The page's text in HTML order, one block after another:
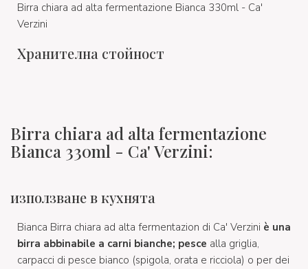
Birra chiara ad alta fermentazione Bianca 330ml - Ca'
Verzini
Хранителна стойност
Birra chiara ad alta fermentazione
Bianca 330ml - Ca' Verzini:
използване в кухнята
Bianca Birra chiara ad alta fermentazion di Ca' Verzini è una
birra abbinabile a carni bianche; pesce alla griglia,
carpacci di pesce bianco (spigola, orata e ricciola) o per dei